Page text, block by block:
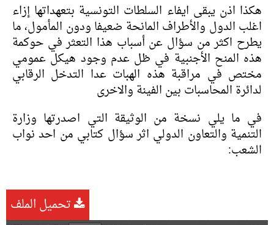
هكذا اذن يبقى ايفاء السلطات التونسية بتعهداتها إزاء
اغلب الدول والأطراف المانحة ضعيفا ودون المأمول، ما
يطرح اكثر من سؤال عن أسباب هذا التعثر في حوكمة
هذه المنح الأجنبية في ظل عدم وجود هيكل عمومي
مختص في مراقبة هذه الهبات عدا التدخل الرقابي
لدائرة المحاسبات بين الفينة والاخرى
في ما يلي نسخة من الوثيقة التي اصدرتها وزارة
التنمية والتعاون الدولي اثر سؤال كتابي من احد نواب
الشعب:
تحميل الملف